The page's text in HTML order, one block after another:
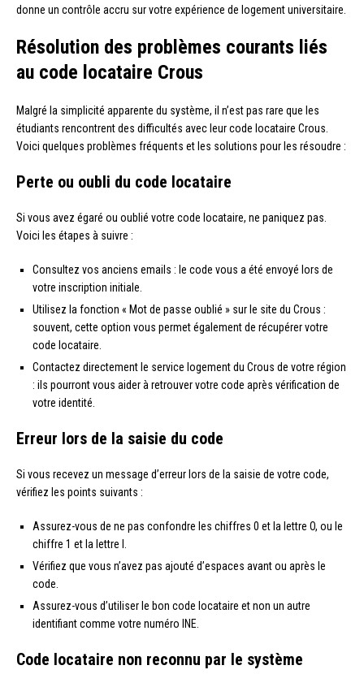
donne un contrôle accru sur votre expérience de logement universitaire.
Résolution des problèmes courants liés
au code locataire Crous
Malgré la simplicité apparente du système, il n’est pas rare que les
étudiants rencontrent des difficultés avec leur code locataire Crous.
Voici quelques problèmes fréquents et les solutions pour les résoudre :
Perte ou oubli du code locataire
Si vous avez égaré ou oublié votre code locataire, ne paniquez pas.
Voici les étapes à suivre :
Consultez vos anciens emails : le code vous a été envoyé lors de
votre inscription initiale.
Utilisez la fonction « Mot de passe oublié » sur le site du Crous :
souvent, cette option vous permet également de récupérer votre
code locataire.
Contactez directement le service logement du Crous de votre région
: ils pourront vous aider à retrouver votre code après vérification de
votre identité.
Erreur lors de la saisie du code
Si vous recevez un message d’erreur lors de la saisie de votre code,
vérifiez les points suivants :
Assurez-vous de ne pas confondre les chiffres 0 et la lettre O, ou le
chiffre 1 et la lettre I.
Vérifiez que vous n’avez pas ajouté d’espaces avant ou après le
code.
Assurez-vous d’utiliser le bon code locataire et non un autre
identifiant comme votre numéro INE.
Code locataire non reconnu par le système